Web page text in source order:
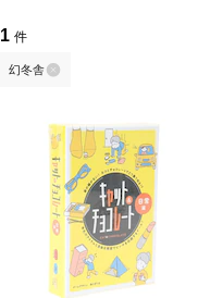
1 件
幻冬舎